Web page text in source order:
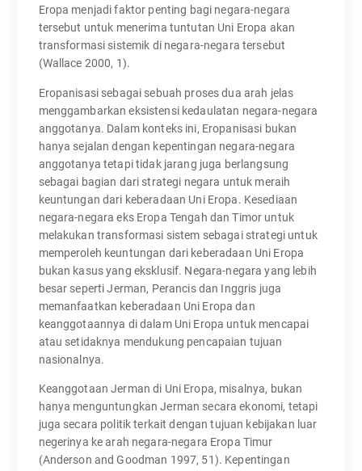
Eropa menjadi faktor penting bagi negara-negara
tersebut untuk menerima tuntutan Uni Eropa akan
transformasi sistemik di negara-negara tersebut
(Wallace 2000, 1).
Eropanisasi sebagai sebuah proses dua arah jelas
menggambarkan eksistensi kedaulatan negara-negara
anggotanya. Dalam konteks ini, Eropanisasi bukan
hanya sejalan dengan kepentingan negara-negara
anggotanya tetapi tidak jarang juga berlangsung
sebagai bagian dari strategi negara untuk meraih
keuntungan dari keberadaan Uni Eropa. Kesediaan
negara-negara eks Eropa Tengah dan Timor untuk
melakukan transformasi sistem sebagai strategi untuk
memperoleh keuntungan dari keberadaan Uni Eropa
bukan kasus yang eksklusif. Negara-negara yang lebih
besar seperti Jerman, Perancis dan Inggris juga
memanfaatkan keberadaan Uni Eropa dan
keanggotaannya di dalam Uni Eropa untuk mencapai
atau setidaknya mendukung pencapaian tujuan
nasionalnya.
Keanggotaan Jerman di Uni Eropa, misalnya, bukan
hanya menguntungkan Jerman secara ekonomi, tetapi
juga secara politik terkait dengan tujuan kebijakan luar
negerinya ke arah negara-negara Eropa Timur
(Anderson and Goodman 1997, 51). Kepentingan